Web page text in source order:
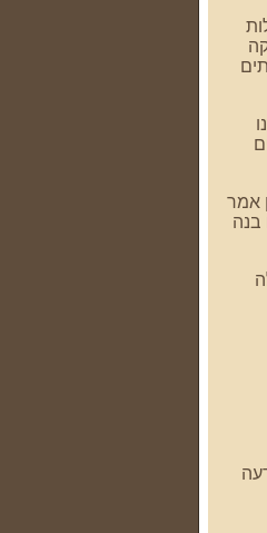
אמר
בנה